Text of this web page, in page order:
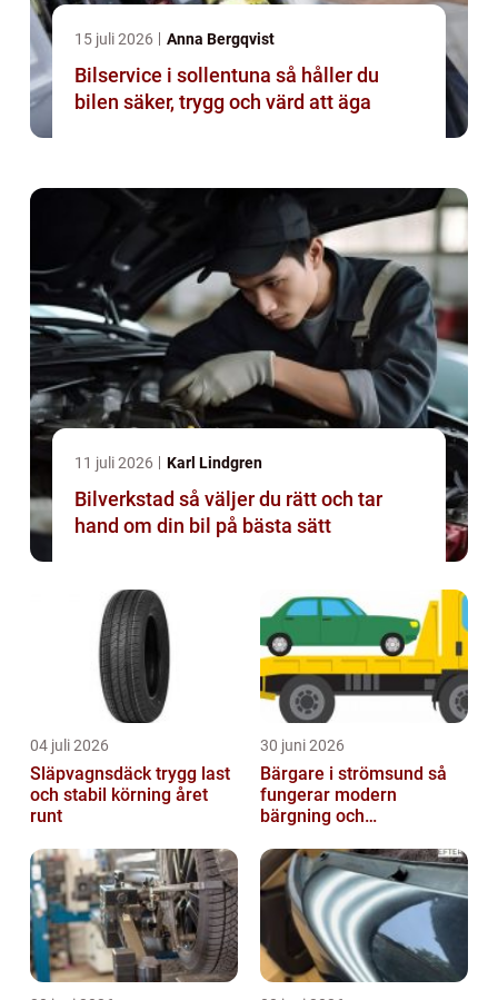
15 juli 2026 Anna Bergqvist
Bilservice i sollentuna så håller du
bilen säker, trygg och värd att äga
11 juli 2026 Karl Lindgren
Bilverkstad så väljer du rätt och tar
hand om din bil på bästa sätt
04 juli 2026
Släpvagnsdäck trygg last
och stabil körning året
runt
30 juni 2026
Bärgare i strömsund så
fungerar modern
bärgning och